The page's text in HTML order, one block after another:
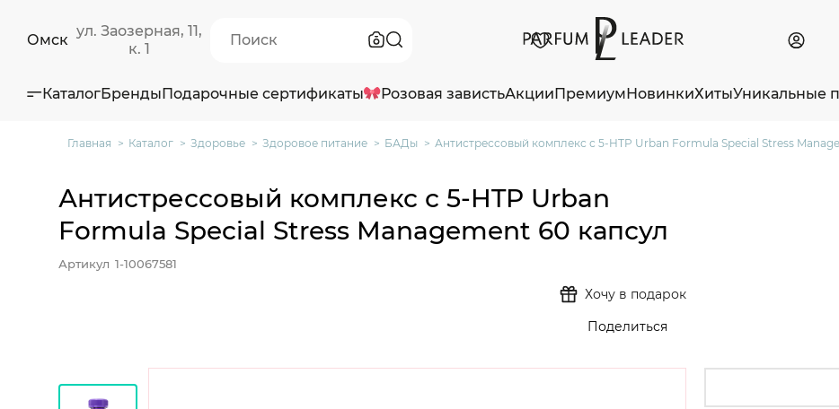
Омск
ул. Заозерная, 11,
к. 1
КаталогБрендыПодарочные сертификаты Розовая завистьАкцииПремиумНовинкиХитыУникальные
Главная Каталог Здоровье Здоровое питание БАДы Антистрессовый комплекс с 5-HTP Urban Formula Special Stress
Антистрессовый комплекс с 5-HTP Urban
Formula Special Stress Management 60 капсул
Артикул 1-10067581
Хочу в подарок
Поделиться